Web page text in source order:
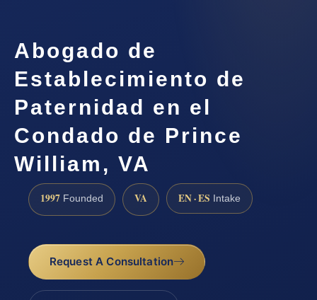
Abogado de
Establecimiento de
Paternidad en el
Condado de Prince
William, VA
1997 Founded VA EN · ES Intake
Request A Consultation